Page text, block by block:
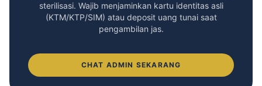
sterilisasi. Wajib menjaminkan kartu identitas asli
(KTM/KTP/SIM) atau deposit uang tunai saat
pengambilan jas.
CHAT ADMIN SEKARANG